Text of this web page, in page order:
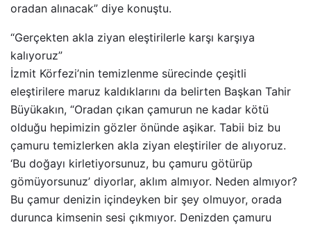
oradan alınacak” diye konuştu.
“Gerçekten akla ziyan eleştirilerle karşı karşıya
kalıyoruz”
İzmit Körfezi’nin temizlenme sürecinde çeşitli
eleştirilere maruz kaldıklarını da belirten Başkan Tahir
Büyükakın, “Oradan çıkan çamurun ne kadar kötü
olduğu hepimizin gözler önünde aşikar. Tabii biz bu
çamuru temizlerken akla ziyan eleştiriler de alıyoruz.
‘Bu doğayı kirletiyorsunuz, bu çamuru götürüp
gömüyorsunuz’ diyorlar, aklım almıyor. Neden almıyor?
Bu çamur denizin içindeyken bir şey olmuyor, orada
durunca kimsenin sesi çıkmıyor. Denizden çamuru